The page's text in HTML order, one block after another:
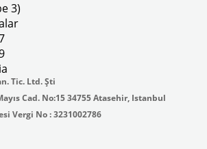
3)
Tic. Ltd. Şti
Cad. No:15 34755 Atasehir, Istanbul
Vergi No : 3231002786